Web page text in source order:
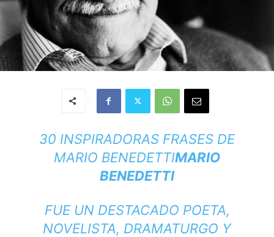
30 INSPIRADORAS FRASES DE
MARIO BENEDETTIMARIO
BENEDETTI
FUE UN DESTACADO POETA,
NOVELISTA, DRAMATURGO Y